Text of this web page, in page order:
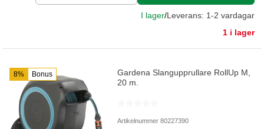
I lager/Leverans: 1-2 vardagar
1 i lager
8% Bonus
Gardena Slangupprullare RollUp M,
20 m.
Artikelnummer 80227390